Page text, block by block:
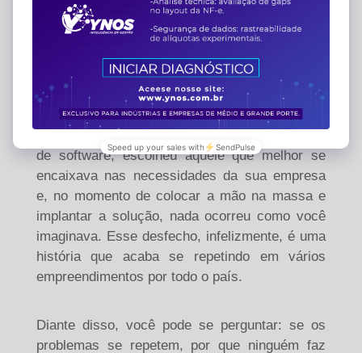
Download E-Book
Ynos - Software de Gestão
de software, escolheu aquele que melhor se
encaixava nas necessidades da sua empresa
e, no momento de colocar a mão na massa e
implantar a solução, nada ocorreu como você
imaginava. Esse desfecho, infelizmente, é uma
história que acaba se repetindo em vários
empreendimentos por todo o país.
Diante disso, você pode se perguntar: se os
problemas se repetem, por que ninguém faz